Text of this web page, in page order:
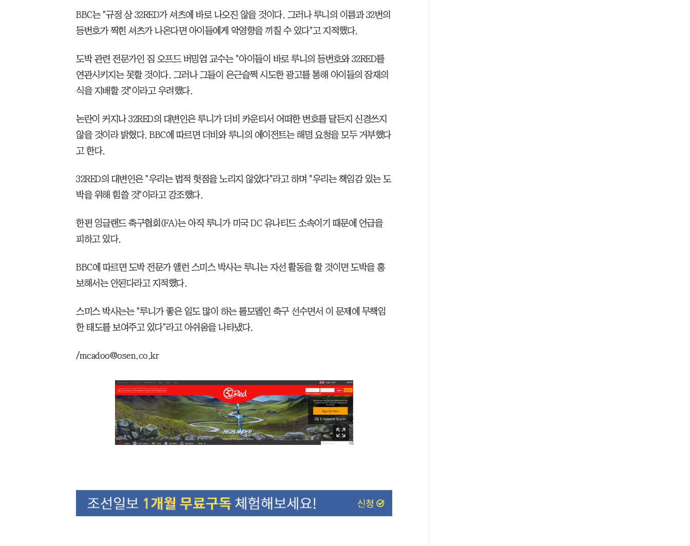
BBC는 "규정 상 32RED가 셔츠에 바로 나오진 않을 것이다. 그러나 루니의 이름과 32번의
등번호가 찍힌 셔츠가 나온다면 아이들에게 악영향을 끼칠 수 있다"고 지적했다.
도박 관련 전문가인 짐 오프드 버밍엄 교수는 "아이들이 바로 루니의 등번호와 32RED를
연관시키지는 못할 것이다. 그러나 그들이 은근슬쩍 시도한 광고를 통해 아이들의 잠재의
식을 지배할 것"이라고 우려했다.
논란이 커지나 32RED의 대변인은 루니가 더비 카운티서 어떠한 번호를 달든지 신경쓰지
않을 것이라 밝혔다. BBC에 따르면 더비와 루니의 에이전트는 해명 요청을 모두 거부했다
고 한다.
32RED의 대변인은 "우리는 법적 헛점을 노리지 않았다"라고 하며 "우리는 책임감 있는 도
박을 위해 힘쓸 것"이라고 강조했다.
한편 잉글랜드 축구협회(FA)는 아직 루니가 미국 DC 유나티드 소속이기 때문에 언급을
피하고 있다.
BBC에 따르면 도박 전문가 앨런 스미스 박사는 루니는 자선 활동을 할 것이면 도박을 홍
보해서는 안된다라고 지적했다.
스미스 박사는는 "루니가 좋은 일도 많이 하는 롤모델인 축구 선수면서 이 문제에 무책임
한 태도를 보여주고 있다"라고 아쉬움을 나타냈다.
/mcadoo@osen.co.kr